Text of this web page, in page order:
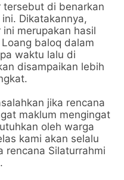
tersebut di benarkan
Dikatakannya,
merupakan hasil
baloq dalam
waktu lalu di
disampaikan lebih
jika rencana
maklum mengingat
oleh warga
kami akan selalu
rencana Silaturrahmi